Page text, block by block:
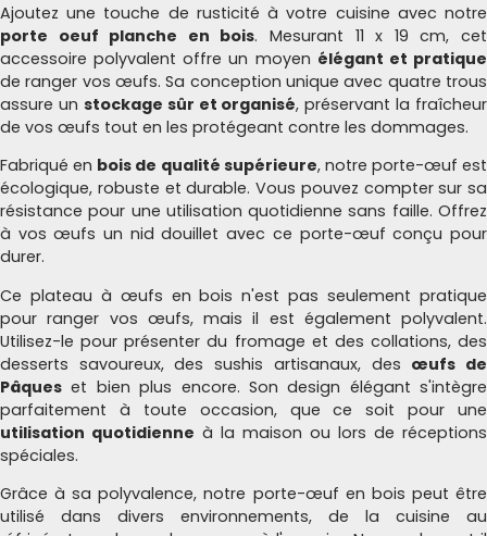
Ajoutez une touche de rusticité à votre cuisine avec notre
porte oeuf planche en bois. Mesurant 11 x 19 cm, cet
accessoire polyvalent offre un moyen élégant et pratique
de ranger vos œufs. Sa conception unique avec quatre trous
assure un stockage sûr et organisé, préservant la fraîcheur
de vos œufs tout en les protégeant contre les dommages.
Fabriqué en bois de qualité supérieure, notre porte-œuf est
écologique, robuste et durable. Vous pouvez compter sur sa
résistance pour une utilisation quotidienne sans faille. Offrez
à vos œufs un nid douillet avec ce porte-œuf conçu pour
durer.
Ce plateau à œufs en bois n'est pas seulement pratique
pour ranger vos œufs, mais il est également polyvalent.
Utilisez-le pour présenter du fromage et des collations, des
desserts savoureux, des sushis artisanaux, des œufs de
Pâques et bien plus encore. Son design élégant s'intègre
parfaitement à toute occasion, que ce soit pour une
utilisation quotidienne à la maison ou lors de réceptions
spéciales.
Grâce à sa polyvalence, notre porte-œuf en bois peut être
utilisé dans divers environnements, de la cuisine au